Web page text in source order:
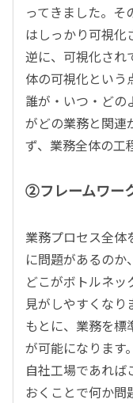
ってきました。そ
はしっかり可視化
逆に、可視化され
体の可視化という
誰が・いつ・どの
がどの業務と関連
ず、業務全体の工
②フレームワー
業務プロセス全体
に問題があるのか
どこがボトルネ
見がしやすくなり
もとに、業務を標
が可能になります。
自社工場であれば
おくことで何か問